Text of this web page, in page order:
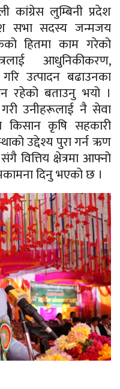
कांग्रेस लुम्बिनी प्रदेश
सभा सदस्य जन्मजय
हितमा काम गरेको
आधुनिकीकरण,
उत्पादन बढाउनका
रहेको बताउनु भयो ।
उनीहरूलाई नै सेवा
किसान कृषि सहकारी
उद्देश्य पुरा गर्न ऋण
संगै वित्तिय क्षेत्रमा आफ्नो
दिनु भएको छ ।